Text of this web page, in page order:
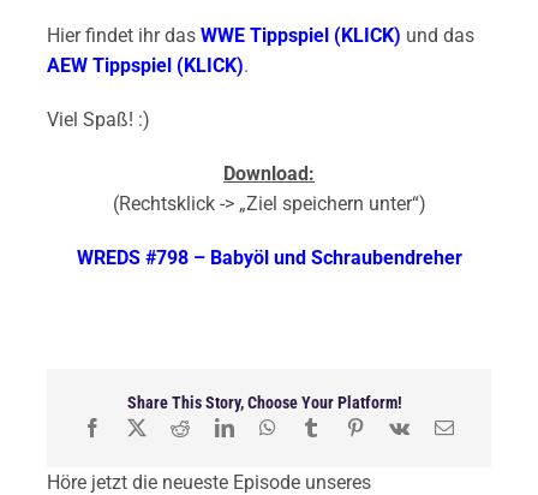
Hier findet ihr das WWE Tippspiel (KLICK) und das
AEW Tippspiel (KLICK).
Viel Spaß! :)
Download:
(Rechtsklick -> „Ziel speichern unter“)
WREDS #798 – Babyöl und Schraubendreher
Share This Story, Choose Your Platform!
Höre jetzt die neueste Episode unseres